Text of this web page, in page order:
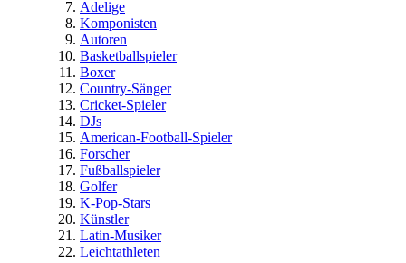
Adelige
Komponisten
Autoren
Basketballspieler
Boxer
Country-Sänger
Cricket-Spieler
DJs
American-Football-Spieler
Forscher
Fußballspieler
Golfer
K-Pop-Stars
Künstler
Latin-Musiker
Leichtathleten